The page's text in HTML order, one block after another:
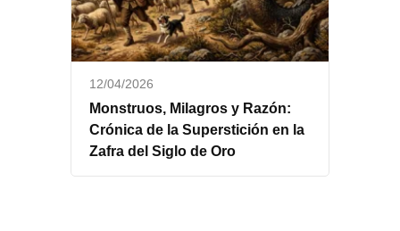
12/04/2026
Monstruos, Milagros y Razón:
Crónica de la Superstición en la
Zafra del Siglo de Oro